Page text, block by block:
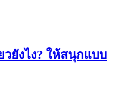
ยังไง? ให้สนุกแบบ